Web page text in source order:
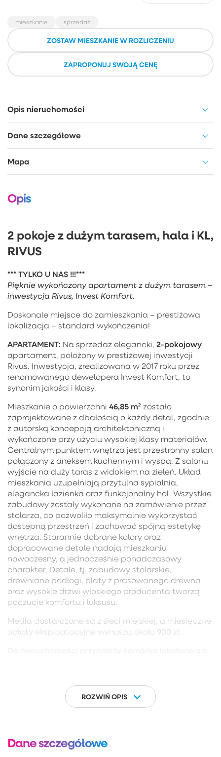
mieszkanie sprzedaż
ZOSTAW MIESZKANIE W ROZLICZENIU
ZAPROPONUJ SWOJĄ CENĘ
Opis nieruchomości
Dane szczegółowe
Mapa
Opis
2 pokoje z dużym tarasem, hala i KL,
RIVUS
*** TYLKO U NAS !!!***
Pięknie wykończony apartament z dużym tarasem –
inwestycja Rivus, Invest Komfort.
Doskonale miejsce do zamieszkania – prestiżowa
lokalizacja – standard wykończenia!
APARTAMENT: Na sprzedaż elegancki, 2-pokojowy
apartament, położony w prestiżowej inwestycji
Rivus. Inwestycja, zrealizowana w 2017 roku przez
renomowanego dewelopera Invest Komfort, to
synonim jakości i klasy.
Mieszkanie o powierzchni 46,85 m² zostało
zaprojektowane z dbałością o każdy detal, zgodnie
z autorską koncepcją architektoniczną i
wykończone przy użyciu wysokiej klasy materiałów.
Centralnym punktem wnętrza jest przestronny salon
połączony z aneksem kuchennym i wyspą. Z salonu
wyjście na duży taras z widokiem na zieleń. Układ
mieszkania uzupełniają przytulna sypialnia,
elegancka łazienka oraz funkcjonalny hol. Wszystkie
zabudowy zostały wykonane na zamówienie przez
stolarza, co pozwoliło maksymalnie wykorzystać
dostępną przestrzeń i zachować spójną estetykę
wnętrza. Starannie dobrane kolory oraz
dopracowane detale nadają mieszkaniu
nowoczesny, a jednocześnie ponadczasowy
charakter. Detale, tj. zabudowy stolarskie,
drewniane podłogi, blaty z prasowanego drewna
oraz wysokie drzwi włoskiego producenta tworzą
poczucie komfortu i luksusu.
Media dostarczane są z sieci miejskiej, a miesięczne
opłaty eksploatacyjne wynoszą około 900 zł.
Ta piękna nieruchomość stanowi doskonałą lokatę
kapitału, sprawdzając się idealnie jako luksusowy
ROZWIŃ OPIS
Dane szczegółowe